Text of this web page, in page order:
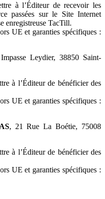
à l’Éditeur de recevoir les
passées sur le Site Internet
enregistreuse TacTill.
UE et garanties spécifiques :
Leydier, 38850 Saint-
à l’Éditeur de bénéficier des
UE et garanties spécifiques :
, 21 Rue La Boétie, 75008
à l’Éditeur de bénéficier des
UE et garanties spécifiques :